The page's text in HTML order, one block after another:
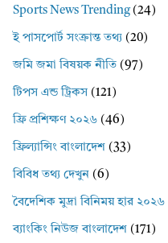
Sports News Trending(24)
ই পাসপোর্ট সংক্রান্ত তথ্য (20)
জমি জমা বিষয়ক নীতি (97)
টিপস এন্ড ট্রিকস (121)
ফ্রি প্রশিক্ষণ ২০২৬ (46)
ফ্রিল্যান্সিং বাংলাদেশ (33)
বিবিধ তথ্য দেখুন (6)
বৈদেশিক মুদ্রা বিনিময় হার ২০২৬
ব্যাংকিং নিউজ বাংলাদেশ (171)